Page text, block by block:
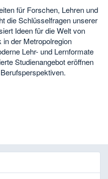
für Forschen, Lehren und
die Schlüsselfragen unserer
Ideen für die Welt von
der Metropolregion
Lehr- und Lernformate
Studienangebot eröffnen